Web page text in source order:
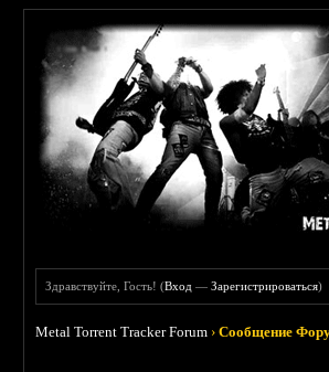
Здравствуйте, Гость! (Вход —Зарегистрироваться)
Metal Torrent Tracker Forum ›Сообщение